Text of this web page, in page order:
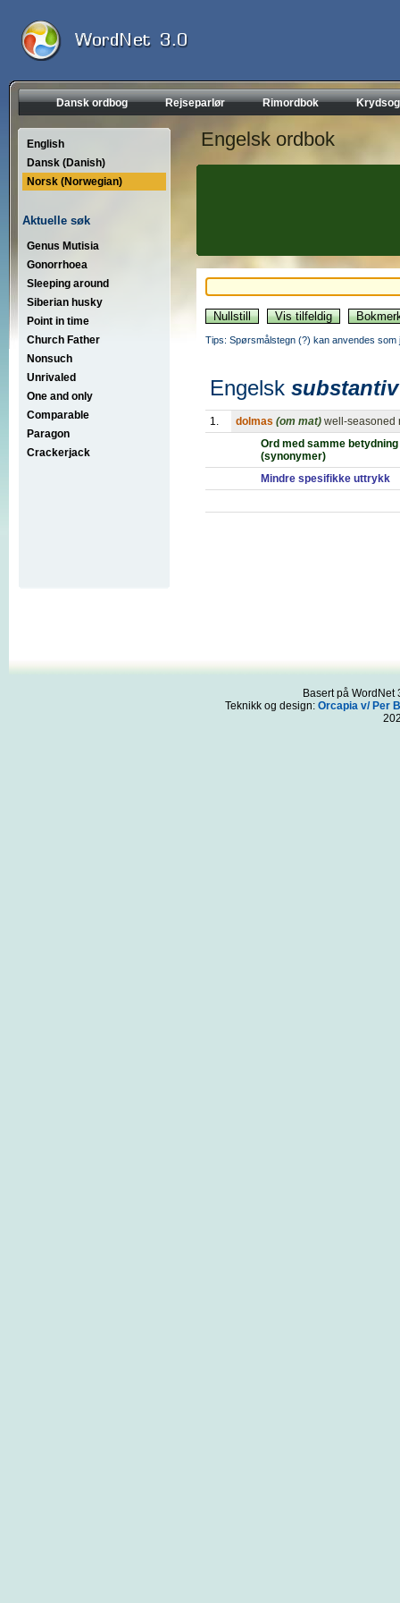
Dansk ordbog Rejseparlør Rimordbok
English
Dansk (Danish)
Norsk (Norwegian)
Aktuelle søk
Genus Mutisia
Gonorrhoea
Sleeping around
Siberian husky
Point in time
Church Father
Nonsuch
Unrivaled
One and only
Comparable
Paragon
Crackerjack
Engelsk ordbok
Tips: Spørsmålstegn (?) kan anvendes
Engelsk substantiv
1. dolmas (om mat) well-seasoned
Ord med samme betydning
(synonymer)
Mindre spesifikke uttrykk
Basert på
Teknikk og design: Orcapia v/ Per